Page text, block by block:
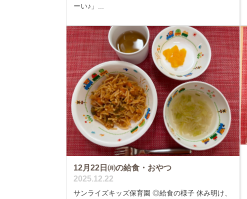
ーい♪」...
12月22日㈪の給食・おやつ
2025.12.22
サンライズキッズ保育園 ◎給食の様子 休み明け、